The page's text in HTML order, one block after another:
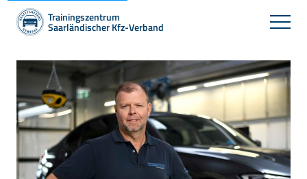
Trainingszentrum
Saarländischer Kfz-Verband